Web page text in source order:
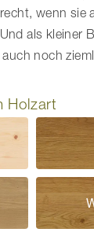
wenn sie
als kleiner
noch
Holzart